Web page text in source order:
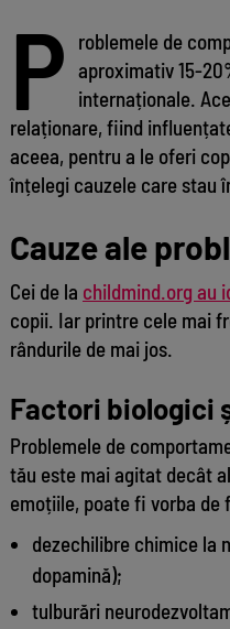
P
roblemele de
aproximativ 15-
internaționale.
relaționare, fiind
aceea, pentru a le oferi
înțelegi cauzele care stau
Cauze ale
Cei de la childmind.org au
copii. Iar printre cele mai
rândurile de mai jos.
Factori biologici
Problemele de
tău este mai agitat decât
emoțiile, poate fi vorba
dezechilibre chimice la
dopamină);
tulburări